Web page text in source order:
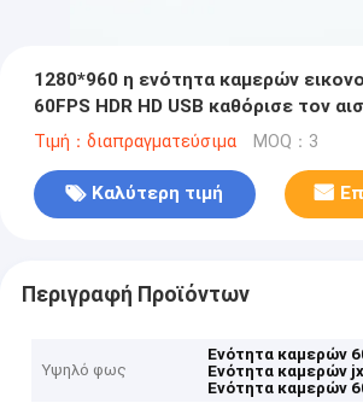
1280*960 η ενότητα καμερών
60FPS HDR HD USB καθόρισε τον
εστίασης jx-H65
Τιμή：διαπραγματεύσιμα MOQ：3
Καλύτερη τιμή
Περιγραφή Προϊόντων
Υψηλό φως
Ενότητα καμερών
Ενότητα καμερών
Ενότητα καμερών